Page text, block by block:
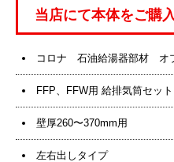
当店にて本体をご購
コロナ 石油給湯器部材 オ
FFP、FFW用 給排気筒セット
壁厚260〜370mm用
左右出しタイプ